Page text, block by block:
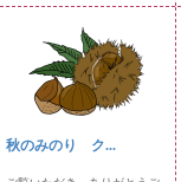
秋のみのり ク...